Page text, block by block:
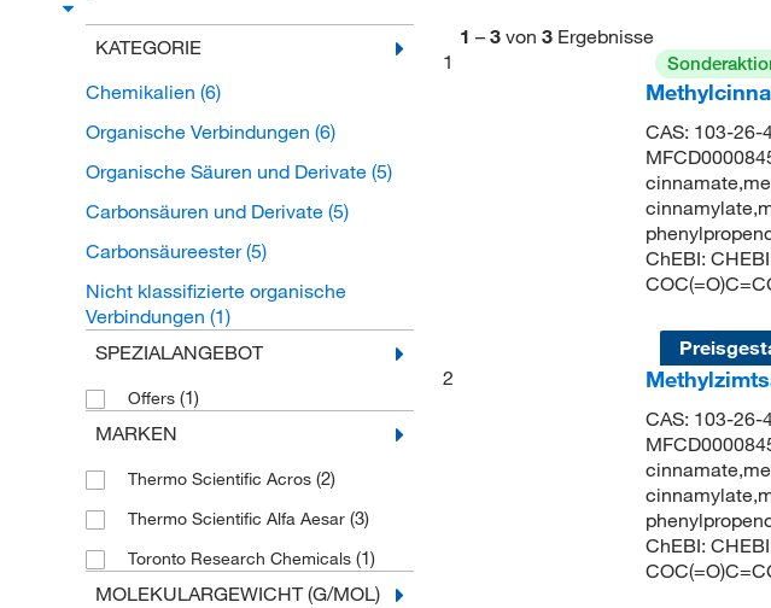
KATEGORIE
Chemikalien (6)
Organische Verbindungen (6)
Organische Säuren und Derivate (5)
Carbonsäuren und Derivate (5)
Carbonsäureester(5)
Nicht klassifizierte organische
Verbindungen (1)
SPEZIALANGEBOT
Offers (1)
MARKEN
Thermo Scientific Acros (2)
Thermo Scientific Alfa Aesar (3)
Toronto Research Chemicals (1)
MOLEKULARGEWICHT (G/MOL)
1 – 3 von 3 Ergebnisse
1
CAS: 103-26-
ChEBI:
2
CAS: 103-26-
ChEBI: